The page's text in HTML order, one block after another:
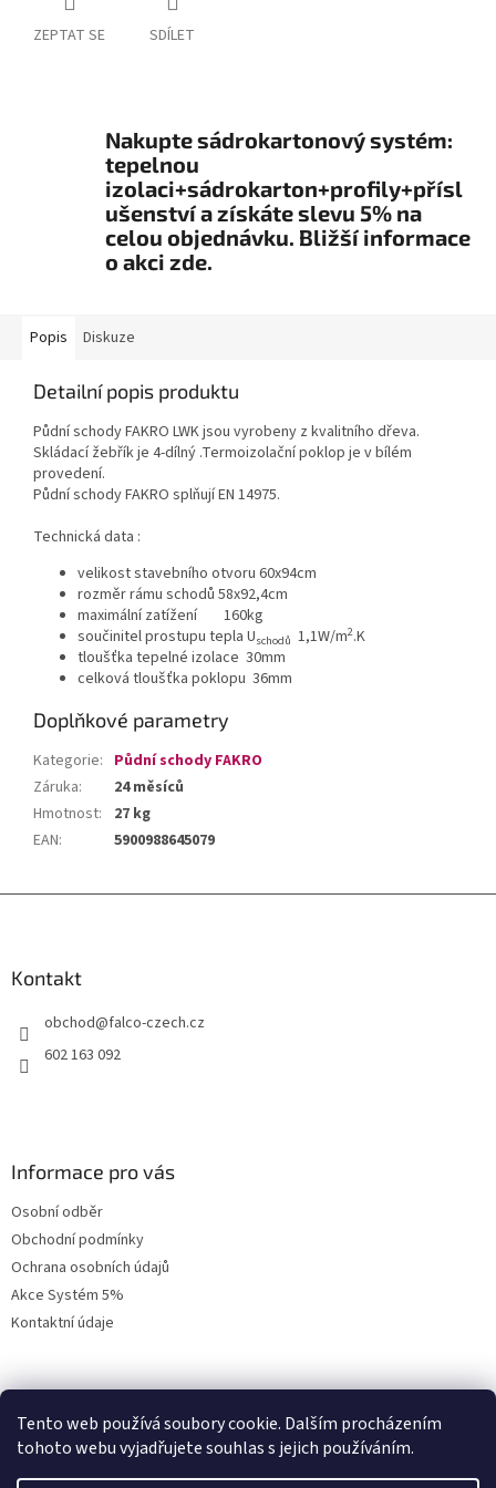
Tento web používá soubory cookie. Dalším procházením
tohoto webu vyjadřujete souhlas s jejich používáním.
ZEPTAT SE SDÍLET
Nakupte sádrokartonový systém:
tepelnou
izolaci+sádrokarton+profily+přísl
ušenství a získáte slevu 5% na
celou objednávku. Bližší informace
o akci zde.
Popis Diskuze
Detailní popis produktu
Půdní schody FAKRO LWK jsou vyrobeny z kvalitního dřeva.
Skládací žebřík je 4-dílný .Termoizolační poklop je v bílém
provedení.
Půdní schody FAKRO splňují EN 14975.
Technická data :
velikost stavebního otvoru 60x94cm
rozměr rámu schodů 58x92,4cm
maximální zatížení 160kg
součinitel prostupu tepla Uschodů 1,1W/m2.K
tloušťka tepelné izolace 30mm
celková tloušťka poklopu 36mm
Doplňkové parametry
Kategorie: Půdní schody FAKRO
Záruka:
24 měsíců
Hmotnost:
27 kg
EAN: 5900988645079
Kontakt
obchod@falco-czech.cz
602 163 092
Informace pro vás
Osobní odběr
Obchodní podmínky
Ochrana osobních údajů
Akce Systém 5%
Kontaktní údaje
E-mail